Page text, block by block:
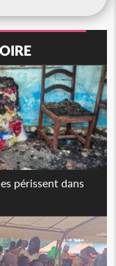
périssent dans